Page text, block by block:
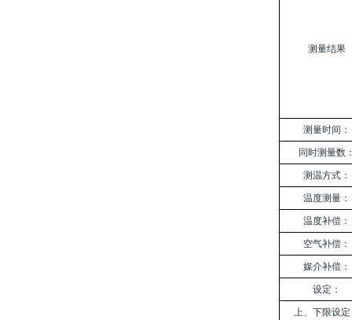
测量结果
测量时间：
同时测量数
测温方式：
温度测量：
温度补偿：
空气补偿：
媒介补偿：
设定：
上、下限设